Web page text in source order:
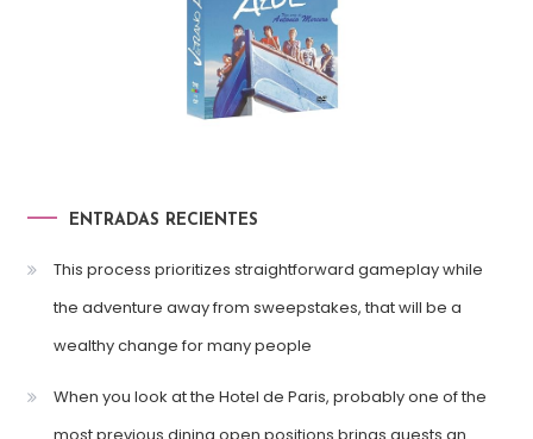
ENTRADAS RECIENTES
This process prioritizes straightforward gameplay while
the adventure away from sweepstakes, that will be a
wealthy change for many people
When you look at the Hotel de Paris, probably one of the